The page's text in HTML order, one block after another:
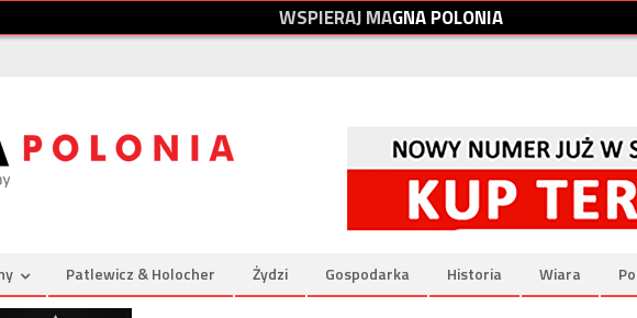
WSPIERAJMAGNAPOLONIA
Patlewicz & Holocher Żydzi Gospodarka Historia Wiara